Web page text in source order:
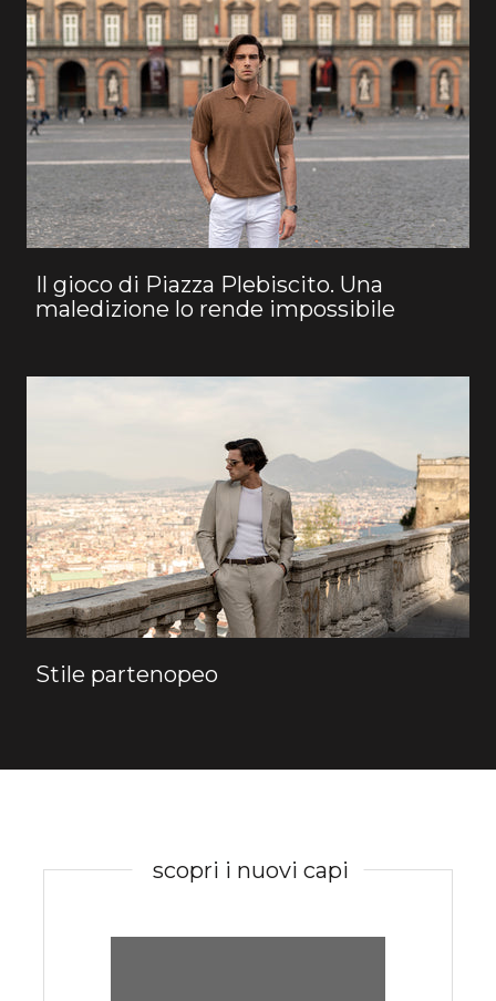
Il gioco di Piazza Plebiscito. Una
maledizione lo rende impossibile
Stile partenopeo
scopri i nuovi capi